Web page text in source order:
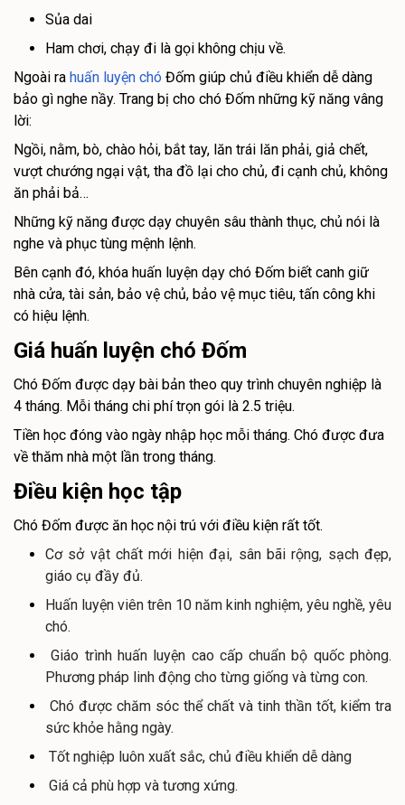
Sủa dai
Ham chơi, chạy đi là gọi không chịu về.
Ngoài ra huấn luyện chó Đốm giúp chủ điều khiển dễ dàng
bảo gì nghe nầy. Trang bị cho chó Đốm những kỹ năng vâng
lời:
Ngồi, nằm, bò, chào hỏi, bắt tay, lăn trái lăn phải, giả chết,
vượt chướng ngại vật, tha đồ lại cho chủ, đi cạnh chủ, không
ăn phải bả…
Những kỹ năng được dạy chuyên sâu thành thục, chủ nói là
nghe và phục tùng mệnh lệnh.
Bên cạnh đó, khóa huấn luyện dạy chó Đốm biết canh giữ
nhà cửa, tài sản, bảo vệ chủ, bảo vệ mục tiêu, tấn công khi
có hiệu lệnh.
Giá huấn luyện chó Đốm
Chó Đốm được dạy bài bản theo quy trình chuyên nghiệp là
4 tháng. Mỗi tháng chi phí trọn gói là 2.5 triệu.
Tiền học đóng vào ngày nhập học mỗi tháng. Chó được đưa
về thăm nhà một lần trong tháng.
Điều kiện học tập
Chó Đốm được ăn học nội trú với điều kiện rất tốt.
Cơ sở vật chất mới hiện đại, sân bãi rộng, sạch đẹp,
giáo cụ đầy đủ.
Huấn luyện viên trên 10 năm kinh nghiệm, yêu nghề, yêu
chó.
Giáo trình huấn luyện cao cấp chuẩn bộ quốc phòng.
Phương pháp linh động cho từng giống và từng con.
Chó được chăm sóc thể chất và tinh thần tốt, kiểm tra
sức khỏe hằng ngày.
Tốt nghiệp luôn xuất sắc, chủ điều khiển dễ dàng
Giá cả phù hợp và tương xứng.